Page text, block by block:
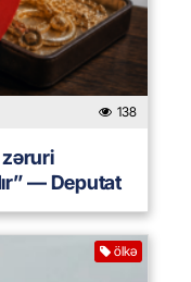
138
zəruri
— Deputat
ölkə